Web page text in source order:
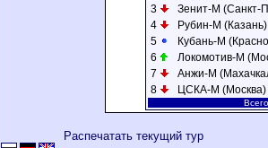
3
Зенит-М (Санкт-
4
Рубин-М (Казань)
5
Кубань-М
6
Локомотив-М
7
Анжи-М
8
ЦСКА-М (Москва)
Распечатать текущий тур